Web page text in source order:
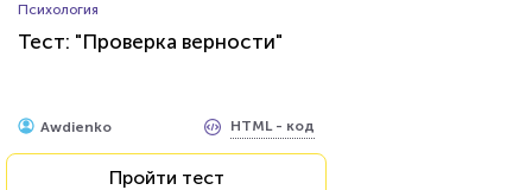
Психология
Тест: "Проверка верности"
Awdienko HTML - код
Пройти тест